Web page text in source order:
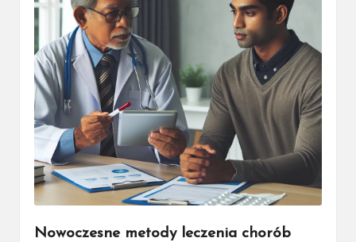
Nowoczesne metody leczenia chorób